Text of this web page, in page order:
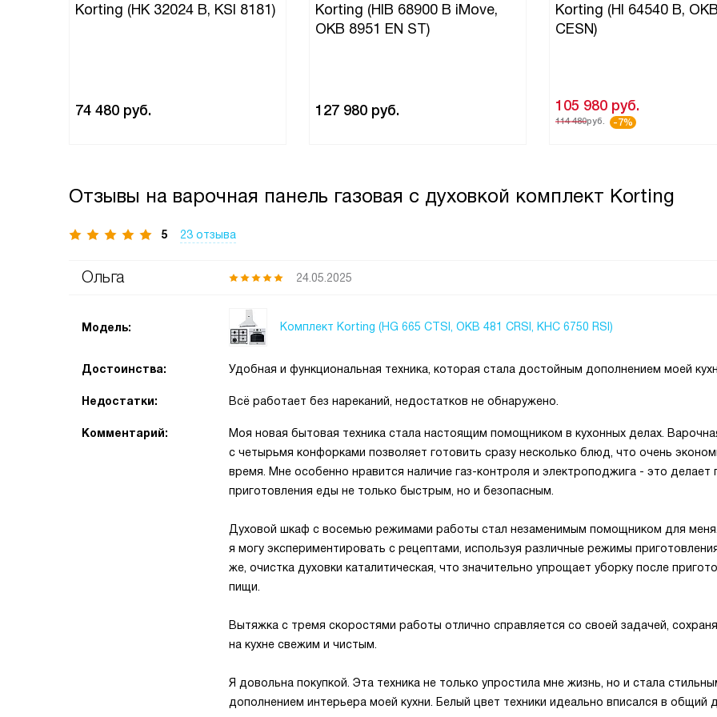
Korting (HK 32024 B, KSI 8181)
74 480 руб.
Korting (HIB 68900 B iMove,
OKB 8951 EN ST)
127 980 руб.
Korting (HI 64540 B,
CESN)
105 980 руб.
114 480руб. -7%
Отзывы на варочная панель газовая с духовкой комплект Korting
5 23 отзыва
Ольга 24.05.2025
Модель: Комплект Korting (HG 665 CTSI, OKB 481 CRSI, KHC 6750 RSI)
Достоинства: Удобная и функциональная техника, которая стала достойным дополнением моей
Недостатки: Всё работает без нареканий, недостатков не обнаружено.
Комментарий:
Моя новая бытовая техника стала настоящим помощником в кухонных делах.
с четырьмя конфорками позволяет готовить сразу несколько блюд, что очень
время. Мне особенно нравится наличие газ-контроля и электроподжига - это делает
приготовления еды не только быстрым, но и безопасным.
Духовой шкаф с восемью режимами работы стал незаменимым помощником для
я могу экспериментировать с рецептами, используя различные режимы
же, очистка духовки каталитическая, что значительно упрощает уборку после
пищи.
Вытяжка с тремя скоростями работы отлично справляется со своей задачей,
на кухне свежим и чистым.
Я довольна покупкой. Эта техника не только упростила мне жизнь, но и стала
дополнением интерьера моей кухни. Белый цвет техники идеально вписался в общий